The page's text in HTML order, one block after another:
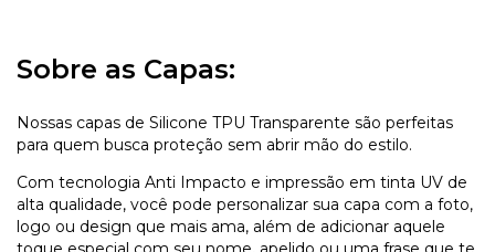
Sobre as Capas:
Nossas capas de Silicone TPU Transparente são perfeitas
para quem busca proteção sem abrir mão do estilo.
Com tecnologia Anti Impacto e impressão em tinta UV de
alta qualidade, você pode personalizar sua capa com a foto,
logo ou design que mais ama, além de adicionar aquele